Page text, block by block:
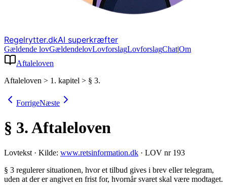
Regelrytter.dkAI superkræfter
Gældende lovGældendelovLovforslagLovforslagChat|Om
Aftaleloven
Aftaleloven > 1. kapitel > § 3.
ForrigeNæste
§ 3.Aftaleloven
Lovtekst · Kilde: www.retsinformation.dk · LOV nr 193
§ 3 regulerer situationen, hvor et tilbud gives i brev eller telegram,
uden at der er angivet en frist for, hvornår svaret skal være modtaget.